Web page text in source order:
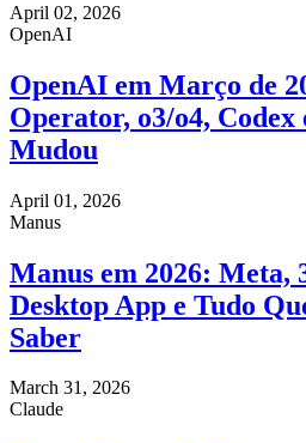
April 02, 2026
OpenAI
OpenAI em Março de
Operator, o3/o4, Codex
Mudou
April 01, 2026
Manus
Manus em 2026: Meta,
Desktop App e Tudo
Saber
March 31, 2026
Claude